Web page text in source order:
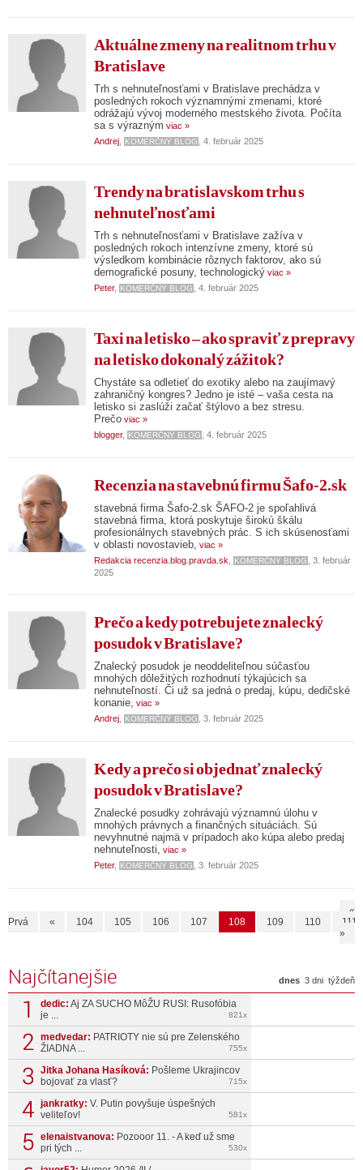
Aktuálne zmeny na realitnom trhu v
Bratislave
Trh s nehnuteľnosťami v Bratislave prechádza v
posledných rokoch významnými zmenami, ktoré
odrážajú vývoj moderného mestského života. Počíta
sa s výrazným viac »
Andrej
KOMERČNÝ BLOG , 4. február 2025
Trendy na bratislavskom trhu s
nehnuteľnosťami
Trh s nehnuteľnosťami v Bratislave zažíva v
posledných rokoch intenzívne zmeny, ktoré sú
výsledkom kombinácie rôznych faktorov, ako sú
demografické posuny, technologický viac »
Peter, KOMERČNÝ BLOG , 4. február 2025
Taxi na letisko – ako spraviť z prepravy
na letisko dokonalý zážitok?
Chystáte sa odletieť do exotiky alebo na zaujímavý
zahraničný kongres? Jedno je isté – vaša cesta na
letisko si zaslúži začať štýlovo a bez stresu.
Prečo viac »
blogger, KOMERČNÝ BLOG , 4. február 2025
Recenzia na stavebnú firmu Šafo-2.sk
stavebná firma Šafo-2.sk ŠAFO-2 je spoľahlivá
stavebná firma, ktorá poskytuje širokú škálu
profesionálnych stavebných prác. S ich skúsenosťami
v oblasti novostavieb, viac »
Redakcia recenzia.blog.pravda.sk
KOMERČNÝ BLOG
, 3. február
2025
Prečo a kedy potrebujete znalecký
posudok v Bratislave?
Znalecký posudok je neoddeliteľnou súčasťou
mnohých dôležitých rozhodnutí týkajúcich sa
nehnuteľností. Či už sa jedná o predaj, kúpu, dedičské
konanie, viac »
Andrej
KOMERČNÝ BLOG , 3. február 2025
Kedy a prečo si objednať znalecký
posudok v Bratislave?
Znalecké posudky zohrávajú významnú úlohu v
mnohých právnych a finančných situáciách. Sú
nevyhnutné najmä v prípadoch ako kúpa alebo predaj
nehnuteľnosti, viac »
Peter, KOMERČNÝ BLOG , 3. február 2025
«
Prvá
« 104 105 106 107 108 109 110
111
»
Najčítanejšie dnes 3 dni týždeň
dedic: Aj ZA SUCHO MôŽU RUSI: Rusofóbia
je ...
821x
medvedar: PATRIOTY nie sú pre Zelenského
ŽIADNA ...
755x
Jitka Johana Hasíková: Pošleme Ukrajincov
bojovať za vlasť?
715x
jankratky: V. Putin povyšuje úspešných
veliteľov!
581x
elenaistvanova: Pozooor 11. - A keď už sme
pri tých ...
530x